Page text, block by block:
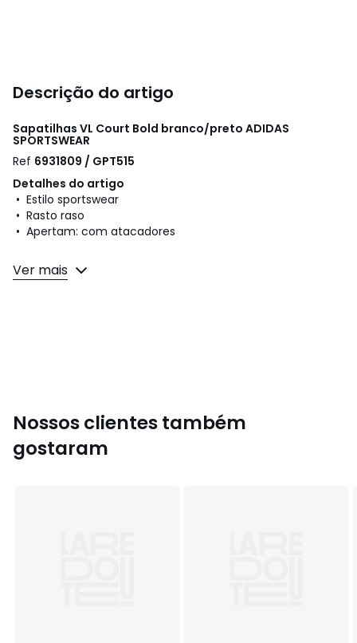
Descrição do artigo
Sapatilhas VL Court Bold branco/preto ADIDAS
SPORTSWEAR
Ref 6931809 / GPT515
Detalhes do artigo
• Estilo sportswear
• Rasto raso
• Apertam: com atacadores
Composição e cuidados
• Exterior: 50% outras matérias, 50% pele
Ver mais
Nossos clientes também
gostaram